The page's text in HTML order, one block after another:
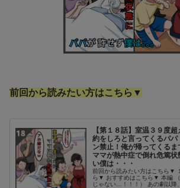
前回から読みたい方はこちら▼
【第１８話】室温３９度
約をしろと言ってくるパパ
ン禁止！俺が帰ってくるま
ママが熱中症で倒れ危篤
い僕は・・・
前回から読みたい方はこちら▼
ら▼ おすすめはこちら▼ 本編
じゃない…！！！） あの劇以降